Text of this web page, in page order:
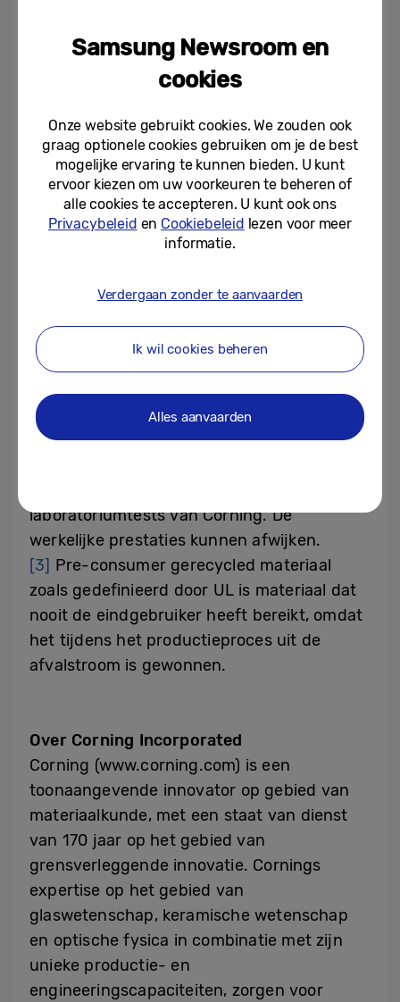
Corning® Gorilla® Glass is te vinden op
diverse Samsung-toestellen, van enkele van
de eerste Galaxy-smartphones tot de meest
recente toestellen, waaronder de Galaxy
S23-serie, de Galaxy Z Fold5 en de Galaxy Z
Flip5. De toevoeging van Gorilla Armor glas
op de Galaxy S24 Ultra zet deze langdurige
samenwerking voort. Samsung en Corning
werkten voor het eerst samen in 1973 om
consumenten in Korea.
[1]Prestatieclaims voor Corning® Gorilla®
Armor zijn gebaseerd op interne
laboratoriumtests van Corning. De
werkelijke prestaties kunnen afwijken.
laboratoriumtests van Corning. De
werkelijke prestaties kunnen afwijken.
[3] Pre-consumer gerecycled materiaal
zoals gedefinieerd door UL is materiaal dat
nooit de eindgebruiker heeft bereikt, omdat
het tijdens het productieproces uit de
afvalstroom is gewonnen.
Over Corning Incorporated
Corning (www.corning.com) is een
toonaangevende innovator op gebied van
materiaalkunde, met een staat van dienst
van 170 jaar op het gebied van
grensverleggende innovatie. Cornings
expertise op het gebied van
glaswetenschap, keramische wetenschap
en optische fysica in combinatie met zijn
unieke productie- en
engineeringscapaciteiten, zorgen voor
Samsung Newsroom en
cookies
Onze website gebruikt cookies. We zouden ook
graag optionele cookies gebruiken om je de best
mogelijke ervaring te kunnen bieden. U kunt
ervoor kiezen om uw voorkeuren te beheren of
alle cookies te accepteren. U kunt ook ons
Privacybeleid en Cookiebeleid lezen voor meer
informatie.
Verdergaan zonder te aanvaarden
Ik wil cookies beheren
Alles aanvaarden